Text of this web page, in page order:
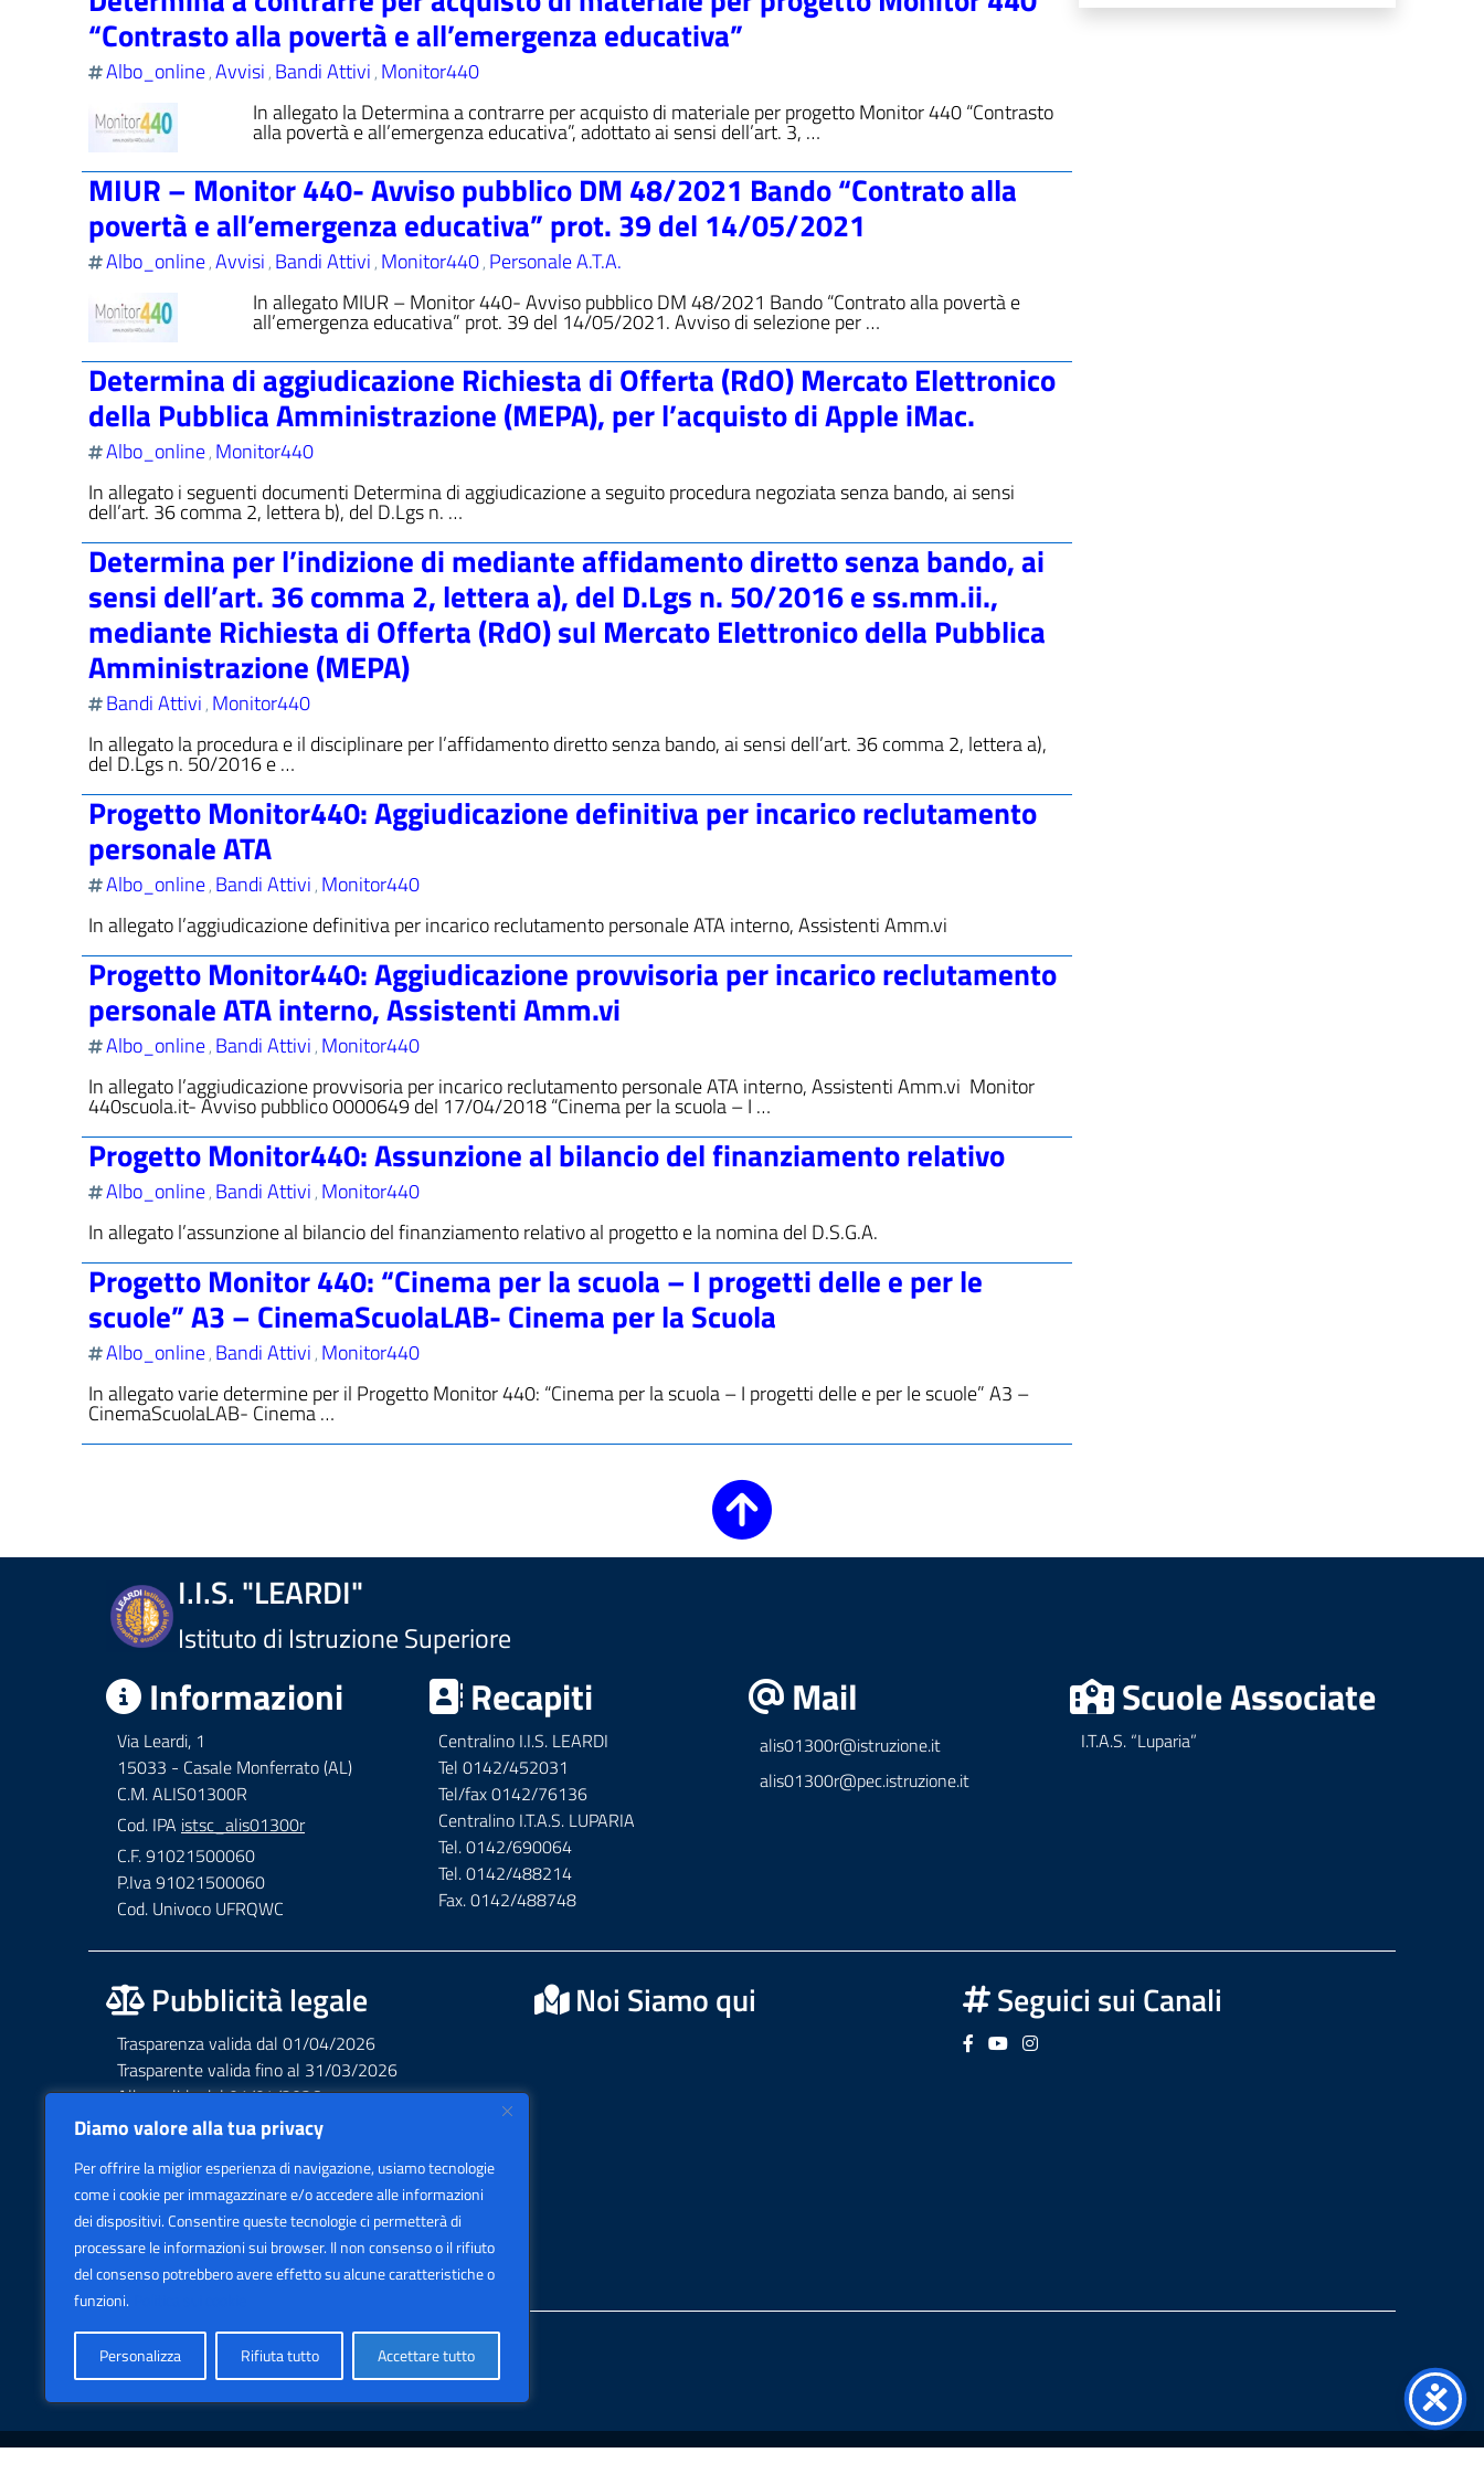
Diamo valore alla tua privacy
Per offrire la miglior esperienza di navigazione, usiamo tecnologie
come i cookie per immagazzinare e/o accedere alle informazioni
dei dispositivi. Consentire queste tecnologie ci permetterà di
processare le informazioni sui browser. Il non consenso o il rifiuto
del consenso potrebbero avere effetto su alcune caratteristiche o
funzioni.
Personalizza Rifiuta tutto Accettare tutto
“Contrasto alla povertà e all’emergenza educativa”
Albo_online,Avvisi, Bandi Attivi, Monitor440
In allegato la Determina a contrarre per acquisto di materiale per progetto Monitor 440 “Contrasto
alla povertà e all’emergenza educativa”, adottato ai sensi dell’art. 3, …
MIUR – Monitor 440- Avviso pubblico DM 48/2021 Bando “Contrato alla
povertà e all’emergenza educativa” prot. 39 del 14/05/2021
Albo_online,Avvisi, Bandi Attivi, Monitor440, Personale A.T.A.
In allegato MIUR – Monitor 440- Avviso pubblico DM 48/2021 Bando “Contrato alla povertà e
all’emergenza educativa” prot. 39 del 14/05/2021. Avviso di selezione per …
Determina di aggiudicazione Richiesta di Offerta (RdO) Mercato Elettronico
della Pubblica Amministrazione (MEPA), per l’acquisto di Apple iMac.
Albo_online, Monitor440
In allegato i seguenti documenti Determina di aggiudicazione a seguito procedura negoziata senza bando, ai sensi
dell’art. 36 comma 2, lettera b), del D.Lgs n. …
Determina per l’indizione di mediante affidamento diretto senza bando, ai
sensi dell’art. 36 comma 2, lettera a), del D.Lgs n. 50/2016 e ss.mm.ii.,
mediante Richiesta di Offerta (RdO) sul Mercato Elettronico della Pubblica
Amministrazione (MEPA)
Bandi Attivi, Monitor440
In allegato la procedura e il disciplinare per l’affidamento diretto senza bando, ai sensi dell’art. 36 comma 2, lettera a),
del D.Lgs n. 50/2016 e …
Progetto Monitor440: Aggiudicazione definitiva per incarico reclutamento
personale ATA
Albo_online, Bandi Attivi, Monitor440
In allegato l’aggiudicazione definitiva per incarico reclutamento personale ATA interno, Assistenti Amm.vi
Progetto Monitor440: Aggiudicazione provvisoria per incarico reclutamento
personale ATA interno, Assistenti Amm.vi
Albo_online, Bandi Attivi, Monitor440
In allegato l’aggiudicazione provvisoria per incarico reclutamento personale ATA interno, Assistenti Amm.vi Monitor
440scuola.it- Avviso pubblico 0000649 del 17/04/2018 “Cinema per la scuola – I …
Progetto Monitor440: Assunzione al bilancio del finanziamento relativo
Albo_online, Bandi Attivi, Monitor440
In allegato l’assunzione al bilancio del finanziamento relativo al progetto e la nomina del D.S.G.A.
Progetto Monitor 440: “Cinema per la scuola – I progetti delle e per le
scuole” A3 – CinemaScuolaLAB- Cinema per la Scuola
Albo_online, Bandi Attivi, Monitor440
In allegato varie determine per il Progetto Monitor 440: “Cinema per la scuola – I progetti delle e per le scuole” A3 –
CinemaScuolaLAB- Cinema …
I.I.S. "LEARDI"
Istituto di Istruzione Superiore
Informazioni
Via Leardi, 1
15033 - Casale Monferrato (AL)
C.M. ALIS01300R
Cod. IPA istsc_alis01300r
C.F. 91021500060
P.Iva 91021500060
Cod. Univoco UFRQWC
Recapiti
Centralino I.I.S. LEARDI
Tel 0142/452031
Tel/fax 0142/76136
Centralino I.T.A.S. LUPARIA
Tel. 0142/690064
Tel. 0142/488214
Fax. 0142/488748
Mail
alis01300r@istruzione.it
alis01300r@pec.istruzione.it
Scuole Associate
I.T.A.S. “Luparia”
Pubblicità legale
Trasparenza valida dal 01/04/2026
Trasparente valida fino al 31/03/2026
Albo valido dal 01/04/2026
Albo valido fino al 31/03/2026
Accessibilità AGID Form
Noi Siamo qui Seguici sui Canali
Seguici su Facebook
Seguici su YouTube
Seguici su Instagram
Sezione Legale